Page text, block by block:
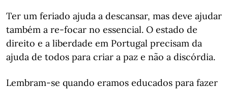
Ter um feriado ajuda a descansar, mas deve ajudar
também a re-focar no essencial. O estado de
direito e a liberdade em Portugal precisam da
ajuda de todos para criar a paz e não a discórdia.
Lembram-se quando eramos educados para fazer